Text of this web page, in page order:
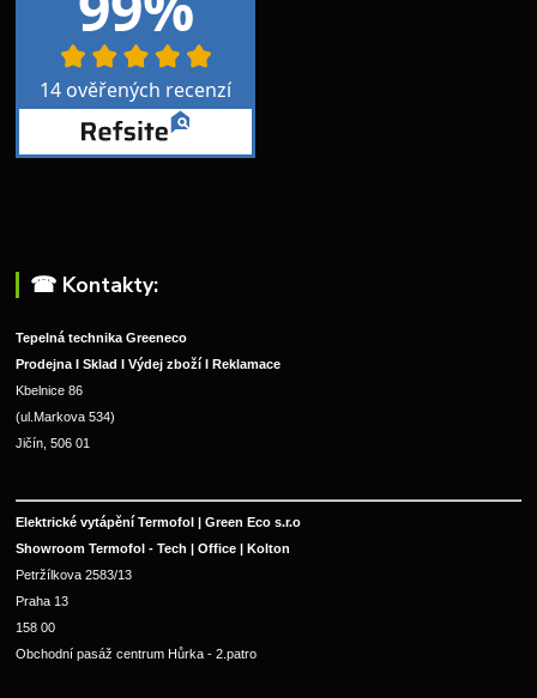
☎︎ Kontakty:
Tepelná technika Greeneco
Prodejna I Sklad I Výdej zboží I Reklamace
Kbelnice 86
(ul.Markova 534)
Jičín, 506 01
Elektrické vytápění Termofol | Green Eco s.r.o
Showroom Termofol - Tech | Office | Kolton
Petržílkova 2583/13
Praha 13
158 00
Obchodní pasáž centrum Hůrka - 2.patro